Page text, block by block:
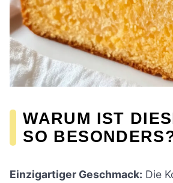
WARUM IST
SO
Einzigartiger Geschmack: Die